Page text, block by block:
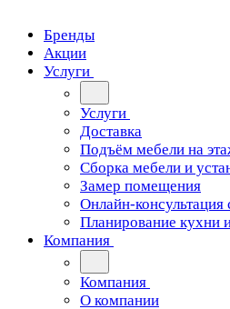
Бренды
Акции
Услуги
Услуги
Доставка
Подъём мебели на
Сборка мебели и
Замер помещения
Онлайн-консультация
Планирование кухни
Компания
Компания
О компании